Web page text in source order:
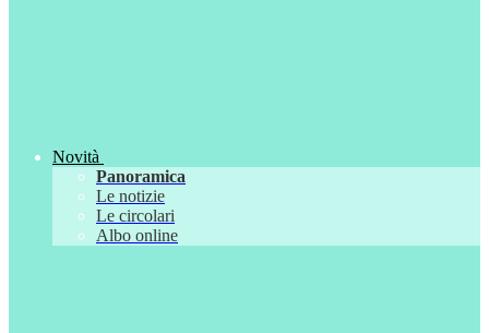
Novità
Panoramica
Le notizie
Le circolari
Albo online